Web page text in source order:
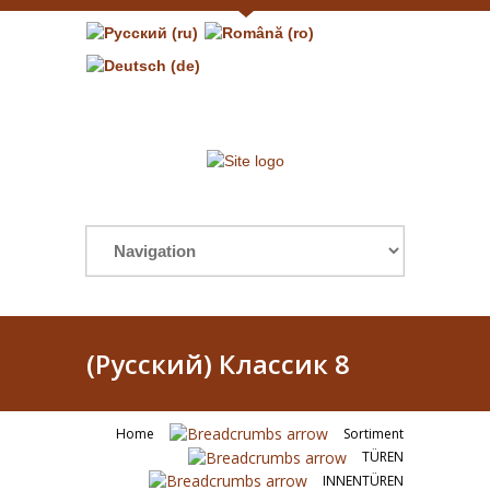
(Русский) Классик 8
Home
Sortiment
TÜREN
INNENTÜREN